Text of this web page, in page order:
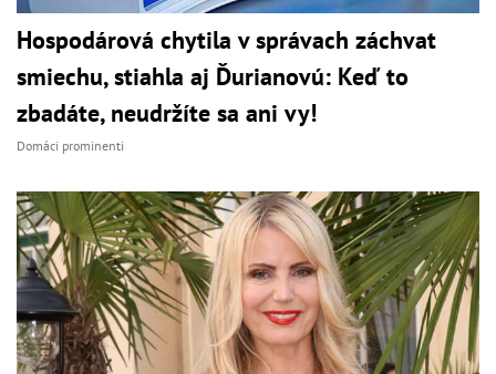
Hospodárová chytila v správach záchvat
smiechu, stiahla aj Ďurianovú: Keď to
zbadáte, neudržíte sa ani vy!
Domáci prominenti